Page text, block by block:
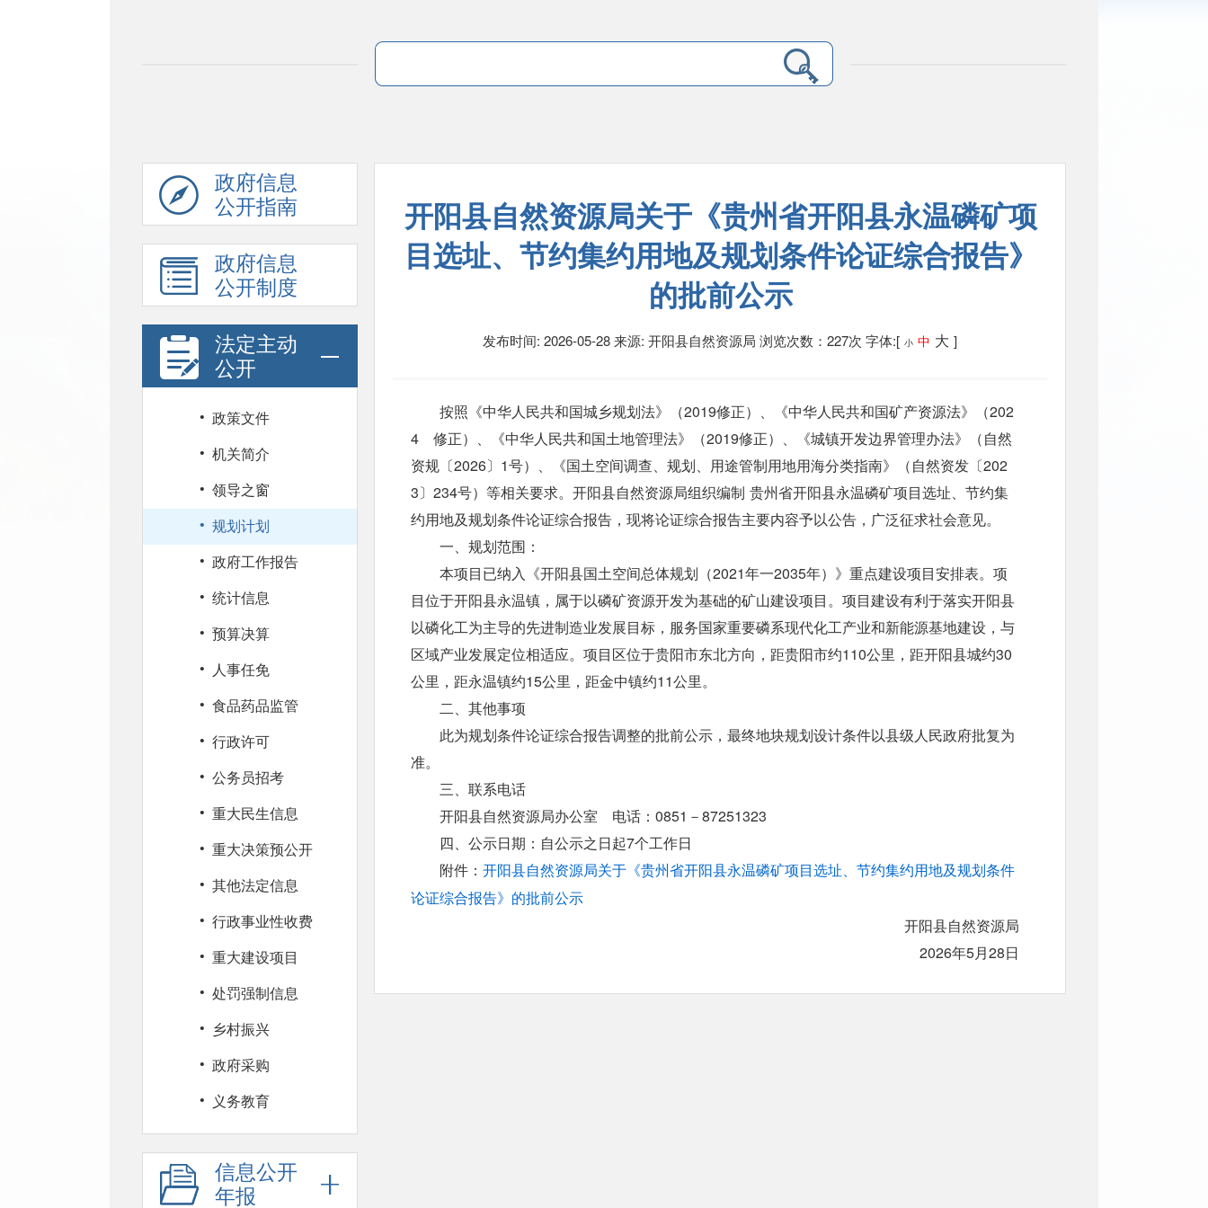
政府信息
公开指南
政府信息
公开制度
法定主动
公开
· 政策文件
· 机关简介
· 领导之窗
· 规划计划
· 政府工作报告
· 统计信息
· 预算决算
· 人事任免
· 食品药品监管
· 行政许可
· 公务员招考
· 重大民生信息
· 重大决策预公开
· 其他法定信息
· 行政事业性收费
· 重大建设项目
· 处罚强制信息
· 乡村振兴
· 政府采购
· 义务教育
信息公开
年报
开阳县自然资源局关于《贵州省开阳县永温磷矿项
目选址、节约集约用地及规划条件论证综合报告》
的批前公示
发布时间: 2026-05-28 来源: 开阳县自然资源局 浏览次数：227次 字体:[ 小 中 大 ]
按照《中华人民共和国城乡规划法》（2019修正）、《中华人民共和国矿产资源法》（202
4 修正）、《中华人民共和国土地管理法》（2019修正）、《城镇开发边界管理办法》（自然
资规〔2026〕1号）、《国土空间调查、规划、用途管制用地用海分类指南》（自然资发〔202
3〕234号）等相关要求。开阳县自然资源局组织编制 贵州省开阳县永温磷矿项目选址、节约集
约用地及规划条件论证综合报告，现将论证综合报告主要内容予以公告，广泛征求社会意见。
一、规划范围：
本项目已纳入《开阳县国土空间总体规划（2021年一2035年）》重点建设项目安排表。项
目位于开阳县永温镇，属于以磷矿资源开发为基础的矿山建设项目。项目建设有利于落实开阳县
以磷化工为主导的先进制造业发展目标，服务国家重要磷系现代化工产业和新能源基地建设，与
区域产业发展定位相适应。项目区位于贵阳市东北方向，距贵阳市约110公里，距开阳县城约30
公里，距永温镇约15公里，距金中镇约11公里。
二、其他事项
此为规划条件论证综合报告调整的批前公示，最终地块规划设计条件以县级人民政府批复为
准。
三、联系电话
开阳县自然资源局办公室 电话：0851－87251323
四、公示日期：自公示之日起7个工作日
附件： 开阳县自然资源局关于《贵州省开阳县永温磷矿项目选址、节约集约用地及规划条件
论证综合报告》的批前公示
开阳县自然资源局
2026年5月28日